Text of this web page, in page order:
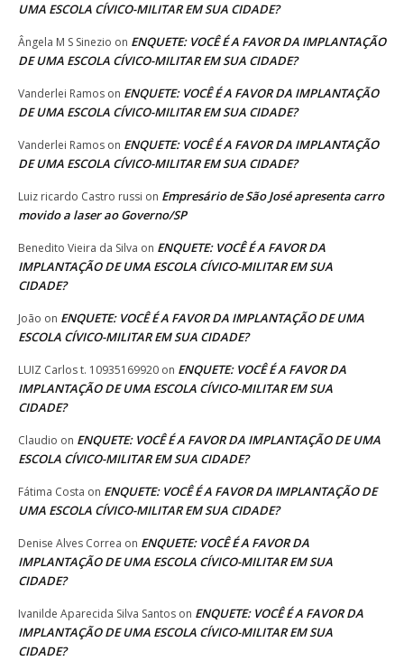
UMA ESCOLA CÍVICO-MILITAR EM SUA CIDADE?
Ângela M S Sinezio on ENQUETE: VOCÊ É A FAVOR DA IMPLANTAÇÃO
DE UMA ESCOLA CÍVICO-MILITAR EM SUA CIDADE?
Vanderlei Ramos on ENQUETE: VOCÊ É A FAVOR DA IMPLANTAÇÃO
DE UMA ESCOLA CÍVICO-MILITAR EM SUA CIDADE?
Vanderlei Ramos on ENQUETE: VOCÊ É A FAVOR DA IMPLANTAÇÃO
DE UMA ESCOLA CÍVICO-MILITAR EM SUA CIDADE?
Luiz ricardo Castro russi on Empresário de São José apresenta carro
movido a laser ao Governo/SP
Benedito Vieira da Silva on ENQUETE: VOCÊ É A FAVOR DA
IMPLANTAÇÃO DE UMA ESCOLA CÍVICO-MILITAR EM SUA
CIDADE?
João on ENQUETE: VOCÊ É A FAVOR DA IMPLANTAÇÃO DE UMA
ESCOLA CÍVICO-MILITAR EM SUA CIDADE?
LUIZ Carlos t. 10935169920 on ENQUETE: VOCÊ É A FAVOR DA
IMPLANTAÇÃO DE UMA ESCOLA CÍVICO-MILITAR EM SUA
CIDADE?
Claudio on ENQUETE: VOCÊ É A FAVOR DA IMPLANTAÇÃO DE UMA
ESCOLA CÍVICO-MILITAR EM SUA CIDADE?
Fátima Costa on ENQUETE: VOCÊ É A FAVOR DA IMPLANTAÇÃO DE
UMA ESCOLA CÍVICO-MILITAR EM SUA CIDADE?
Denise Alves Correa on ENQUETE: VOCÊ É A FAVOR DA
IMPLANTAÇÃO DE UMA ESCOLA CÍVICO-MILITAR EM SUA
CIDADE?
Ivanilde Aparecida Silva Santos on ENQUETE: VOCÊ É A FAVOR DA
IMPLANTAÇÃO DE UMA ESCOLA CÍVICO-MILITAR EM SUA
CIDADE?